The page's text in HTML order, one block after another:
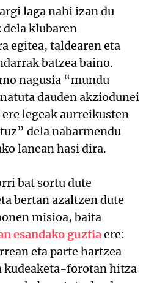
laga nahi izan du
dela klubaren
egitea, taldearen eta
batzea baino.
nagusia “mundu
dauden akziodunei
legeak aurreikusten
dela nabarmendu
lanean hasi dira.
bat sortu dute
bertan azaltzen dute
misioa, baita
esandako guztiaere:
eta parte hartzea
kudeaketa-forotan hitza